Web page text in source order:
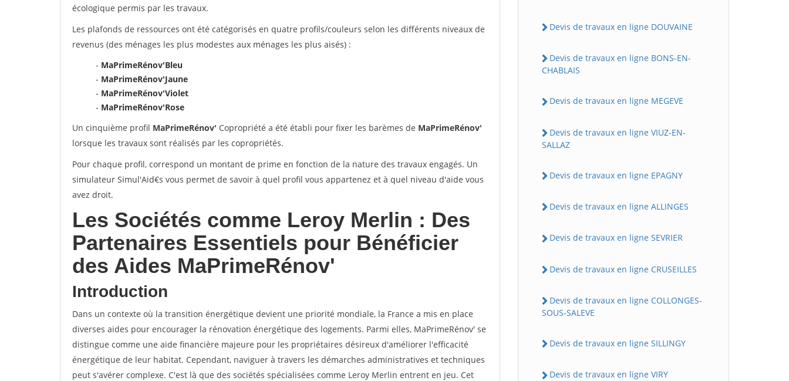
écologique permis par les travaux.
Les plafonds de ressources ont été catégorisés en quatre profils/couleurs selon les différents niveaux de
revenus (des ménages les plus modestes aux ménages les plus aisés) :
- MaPrimeRénov'Bleu
- MaPrimeRénov'Jaune
- MaPrimeRénov'Violet
- MaPrimeRénov'Rose
Un cinquième profil MaPrimeRénov' Copropriété a été établi pour fixer les barèmes de MaPrimeRénov'
lorsque les travaux sont réalisés par les copropriétés.
Pour chaque profil, correspond un montant de prime en fonction de la nature des travaux engagés. Un
simulateur Simul'Aid€s vous permet de savoir à quel profil vous appartenez et à quel niveau d'aide vous
avez droit.
Les Sociétés comme Leroy Merlin : Des
Partenaires Essentiels pour Bénéficier
des Aides MaPrimeRénov'
Introduction
Dans un contexte où la transition énergétique devient une priorité mondiale, la France a mis en place
diverses aides pour encourager la rénovation énergétique des logements. Parmi elles, MaPrimeRénov' se
distingue comme une aide financière majeure pour les propriétaires désireux d'améliorer l'efficacité
énergétique de leur habitat. Cependant, naviguer à travers les démarches administratives et techniques
peut s'avérer complexe. C'est là que des sociétés spécialisées comme Leroy Merlin entrent en jeu. Cet
Devis de travaux en ligne DOUVAINE
Devis de travaux en ligne BONS-EN-
CHABLAIS
Devis de travaux en ligne MEGEVE
Devis de travaux en ligne VIUZ-EN-
SALLAZ
Devis de travaux en ligne EPAGNY
Devis de travaux en ligne ALLINGES
Devis de travaux en ligne SEVRIER
Devis de travaux en ligne CRUSEILLES
Devis de travaux en ligne COLLONGES-
SOUS-SALEVE
Devis de travaux en ligne SILLINGY
Devis de travaux en ligne VIRY